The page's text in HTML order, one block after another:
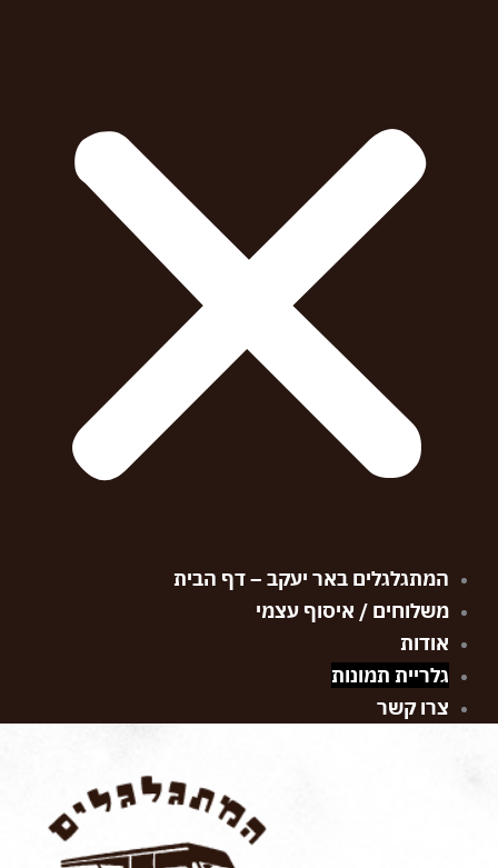
המתגלגלים באר יעקב – דף הבית
משלוחים / איסוף עצמי
אודות
גלריית תמונות
צרו קשר